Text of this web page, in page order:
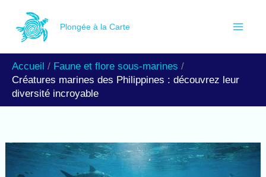
contenu
Plongée à la Carte
Accueil
Faune et flore sous-marines
Créatures marines des Philippines : découvrez leur
diversité incroyable
e
h
e
r
h